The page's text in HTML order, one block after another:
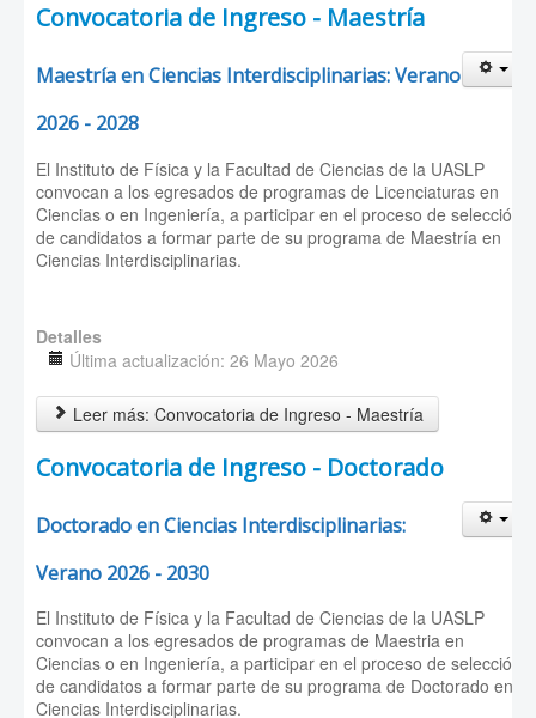
Convocatoria de Ingreso - Maestría
Maestría en Ciencias Interdisciplinarias: Verano
2026 - 2028
El Instituto de Física y la Facultad de Ciencias de la UASLP
convocan a los egresados de programas de Licenciaturas en
Ciencias o en Ingeniería, a participar en el proceso de selección
de candidatos a formar parte de su programa de Maestría en
Ciencias Interdisciplinarias.
Detalles
Última actualización: 26 Mayo 2026
Leer más: Convocatoria de Ingreso - Maestría
Convocatoria de Ingreso - Doctorado
Doctorado en Ciencias Interdisciplinarias:
Verano 2026 - 2030
El Instituto de Física y la Facultad de Ciencias de la UASLP
convocan a los egresados de programas de Maestria en
Ciencias o en Ingeniería, a participar en el proceso de selección
de candidatos a formar parte de su programa de Doctorado en
Ciencias Interdisciplinarias.